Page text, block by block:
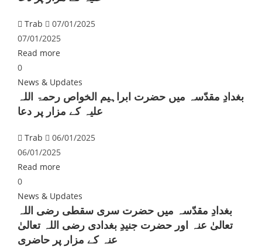
Trab
07/01/2025
07/01/2025
Read more
0
News & Updates
بغدادِ مقدّسہ میں حضرت ابراہیم الخواص رحمۃ اللہ
علیہ کے مزار پر دعا
Trab
06/01/2025
06/01/2025
Read more
0
News & Updates
بغدادِ مقدّسہ میں حضرت سری سقطی رضی اللہ
تعالیٰ عنہ اور حضرت جنیدِ بغدادی رضی اللہ تعالیٰ
عنہ کے مزار پر حاضری